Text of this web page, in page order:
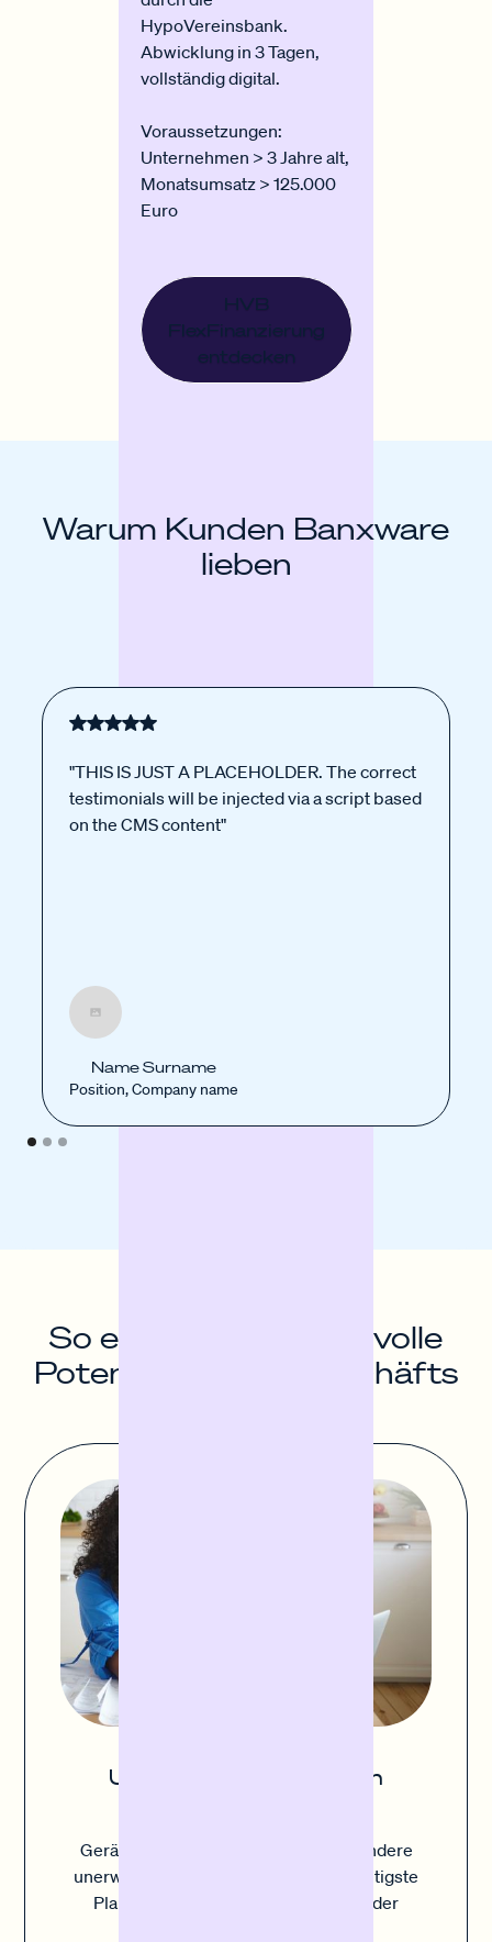
HypoVereinsbank.
Abwicklung in 3 Tagen,
vollständig digital.
Voraussetzungen:
Unternehmen > 3 Jahre alt,
Monatsumsatz > 125.000
Euro
HVB
FlexFinanzierung
entdecken
Warum Kunden Banxware
lieben
"THIS IS JUST A PLACEHOLDER. The correct
testimonials will be injected via a script based
on the CMS content"
Name Surname
Position, Company name
So entfaltest du das volle
Potenzial deines Geschäfts
Unerwartete Ausgaben
Geräteausfall, Inventarschäden und andere
unerwartete Kosten können die sorgfältigste
Planung durcheinanderbringen. Mit der